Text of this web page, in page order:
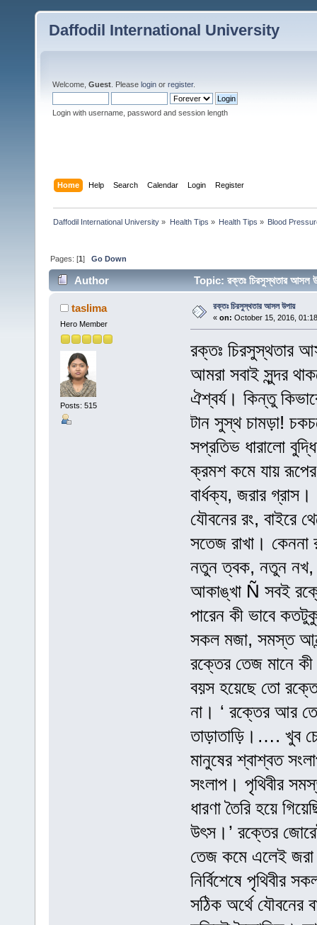
Daffodil International University
Welcome, Guest . Please login or register.
Login with username, password and session length
Home Help Search Calendar Login Register
Daffodil International University » Health Tips » Health Tips » Blood
Pages: [1]Go Down
Author Topic: রক্তঃ চিরসুস্থতার
taslima
Hero Member
Posts: 515
রক্তঃ চিরসুস্থতার আসল উপায়
« on: October 15, 2016,
রক্তঃ চিরসুস্থতার
আমরা সবাই সুন্দর
ঐশ্বর্য। কিন্তু
টান সুস্থ চামড়া!
সপ্রতিভ ধারালো
ক্রমশ কমে যায়
বার্ধক্য, জরার
যৌবনের রং, বাইরে
সতেজ রাখা। কেননা
নতুন ত্বক, নতুন
আকাঙ্খা Ñ সবই
পারেন কী ভাবে
সকল মজা, সমস্ত
রক্তের তেজ মানে কী
বয়স হয়েছে তো
না। ‘ রক্তের আর
তাড়াতাড়ি।…. খুব
মানুষের শ্বাশ্বত
সংলাপ। পৃথিবীর
ধারণা তৈরি হয়ে
উৎস।’ রক্তের
তেজ কমে এলেই জরা
নির্বিশেষে পৃথিবীর
সঠিক অর্থে যৌবনের